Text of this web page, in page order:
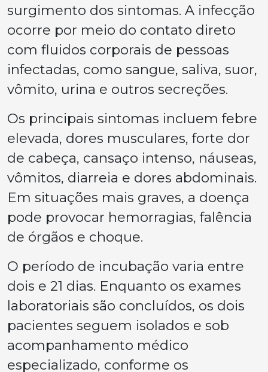
surgimento dos sintomas. A infecção
ocorre por meio do contato direto
com fluidos corporais de pessoas
infectadas, como sangue, saliva, suor,
vômito, urina e outros secreções.
Os principais sintomas incluem febre
elevada, dores musculares, forte dor
de cabeça, cansaço intenso, náuseas,
vômitos, diarreia e dores abdominais.
Em situações mais graves, a doença
pode provocar hemorragias, falência
de órgãos e choque.
O período de incubação varia entre
dois e 21 dias. Enquanto os exames
laboratoriais são concluídos, os dois
pacientes seguem isolados e sob
acompanhamento médico
especializado, conforme os